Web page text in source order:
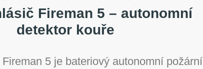
Fireman 5 – autonomní
detektor kouře
5 je bateriový autonomní požární